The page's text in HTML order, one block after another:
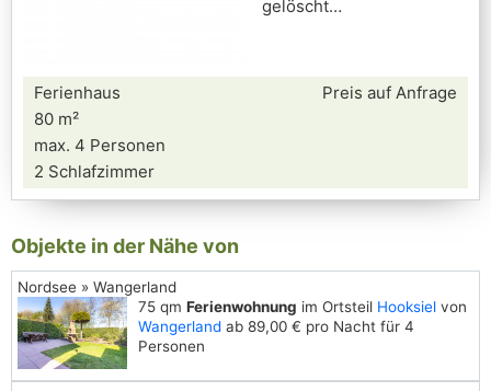
gelöscht
Ferienhaus
80 m²
max. 4 Personen
2 Schlafzimmer
Preis auf Anfrage
Objekte in der Nähe von
Nordsee » Wangerland
75 qm Ferienwohnung im Ortsteil Hooksiel von
Wangerland ab 89,00 € pro Nacht für 4
Personen